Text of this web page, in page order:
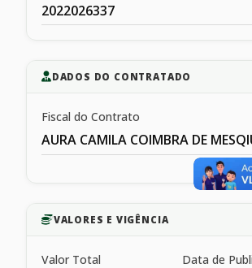
2022026337
DADOS DO CONTRATADO
Fiscal do Contrato
AURA CAMILA COIMBRA DE
VALORES E VIGÊNCIA
Valor Total Data de